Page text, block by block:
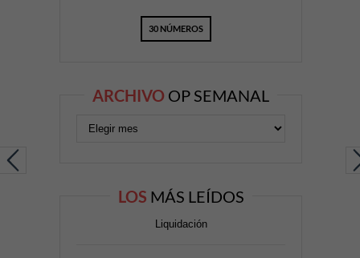
30 NÚMEROS
ARCHIVO OP SEMANAL
LOS MÁS LEÍDOS
Liquidación